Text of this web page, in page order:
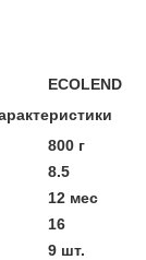
ECOLEND
800 г
8.5
12 мес
16
9 шт.